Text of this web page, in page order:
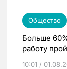
Общество
Больше
работу
10:01 /